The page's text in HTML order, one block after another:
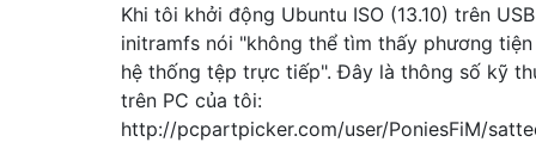
Khi tôi khởi động Ubuntu ISO (13.10) trên
initramfs nói "không thể tìm thấy phương
hệ thống tệp trực tiếp". Đây là thông số kỹ
trên PC của tôi:
http://pcpartpicker.com/user/PoniesFiM/